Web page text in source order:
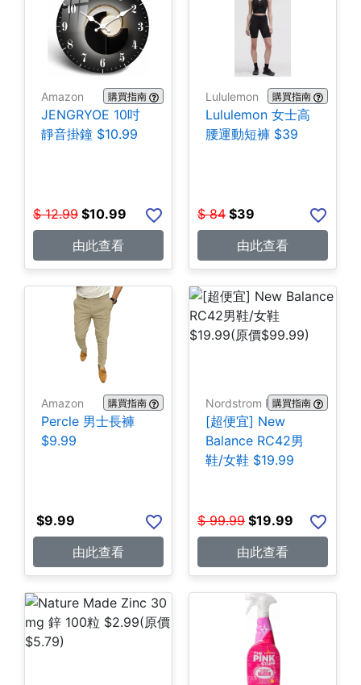
Amazon 購買指南
JENGRYOE 10吋
靜音掛鐘 $10.99
$ 12.99 $10.99
由此查看
Lululemon 購買指南
Lululemon 女士高
腰運動短褲 $39
$ 84 $39
由此查看
Amazon 購買指南
Percle 男士長褲
$9.99
$9.99
由此查看
Nordstrom Rack購買指南
[超便宜] New
Balance RC42男
鞋/女鞋 $19.99
$ 99.99 $19.99
由此查看